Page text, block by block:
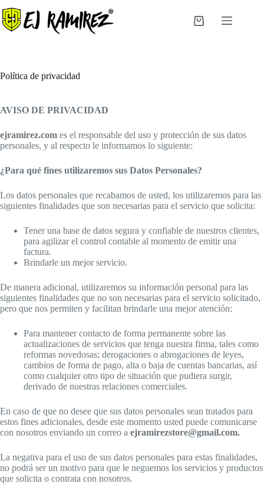
al
contenido
Carro
Política de privacidad
AVISO DE PRIVACIDAD
ejramirez.com es el responsable del uso y protección de sus datos
personales, y al respecto le informamos lo siguiente:
¿Para qué fines utilizaremos sus Datos Personales?
Los datos personales que recabamos de usted, los utilizaremos para las
siguientes finalidades que son necesarias para el servicio que solicita:
Tener una base de datos segura y confiable de nuestros clientes,
para agilizar el control contable al momento de emitir una
factura.
Brindarle un mejor servicio.
De manera adicional, utilizaremos su información personal para las
siguientes finalidades que no son necesarias para el servicio solicitado,
pero que nos permiten y facilitan brindarle una mejor atención:
Para mantener contacto de forma permanente sobre las
actualizaciones de servicios que tenga nuestra firma, tales como
reformas novedosas; derogaciones o abrogaciones de leyes,
cambios de forma de pago, alta o baja de cuentas bancarias, así
como cualquier otro tipo de situación que pudiera surgir,
derivado de nuestras relaciones comerciales.
En caso de que no desee que sus datos personales sean tratados para
estos fines adicionales, desde este momento usted puede comunicarse
con nosotros enviando un correo a ejramirezstore@gmail.com.
La negativa para el uso de sus datos personales para estas finalidades,
no podrá ser un motivo para que le neguemos los servicios y productos
que solicita o contrata con nosotros.